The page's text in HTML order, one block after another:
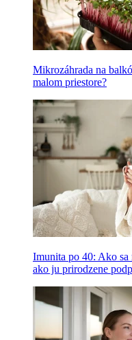
Mikrozáhrada na
malom priestore?
Imunita po 40: Ako sa
ako ju prirodzene